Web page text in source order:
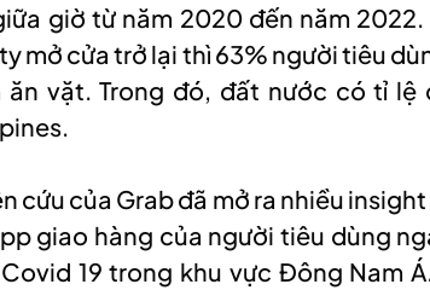
giờ từ năm 2020 đến năm
mở cửa trở lại thì 63% người tiêu
ăn vặt. Trong đó, đất nước có tỉ
cứu của Grab đã mở ra nhiều
giao hàng của người tiêu dùng
19 trong khu vực Đông Nam